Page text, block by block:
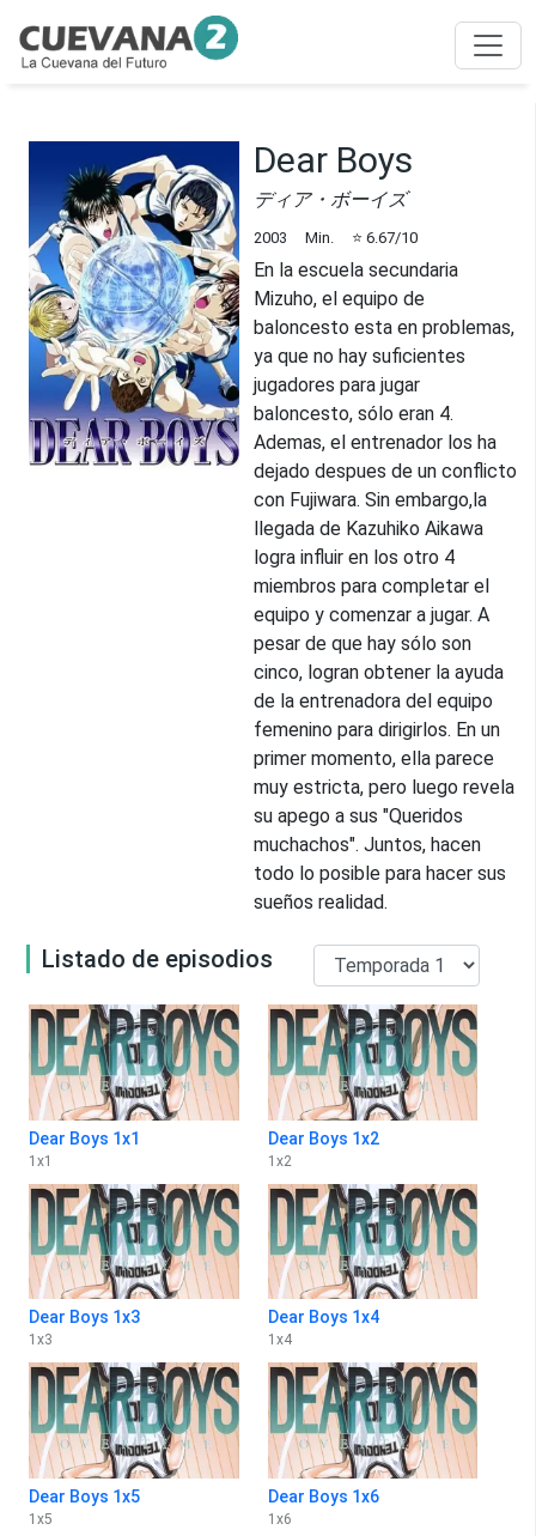
Dear Boys
ディア・ボーイズ
2003 Min. ⭐ 6.67/10
En la escuela secundaria
Mizuho, el equipo de
baloncesto esta en problemas,
ya que no hay suficientes
jugadores para jugar
baloncesto, sólo eran 4.
Ademas, el entrenador los ha
dejado despues de un conflicto
con Fujiwara. Sin embargo,la
llegada de Kazuhiko Aikawa
logra influir en los otro 4
miembros para completar el
equipo y comenzar a jugar. A
pesar de que hay sólo son
cinco, logran obtener la ayuda
de la entrenadora del equipo
femenino para dirigirlos. En un
primer momento, ella parece
muy estricta, pero luego revela
su apego a sus "Queridos
muchachos". Juntos, hacen
todo lo posible para hacer sus
sueños realidad.
Listado de episodios
Dear Boys 1x1
1 x1
Dear Boys 1x2
1 x2
Dear Boys 1x3
1 x3
Dear Boys 1x4
1 x4
Dear Boys 1x5
1 x5
Dear Boys 1x6
1 x6